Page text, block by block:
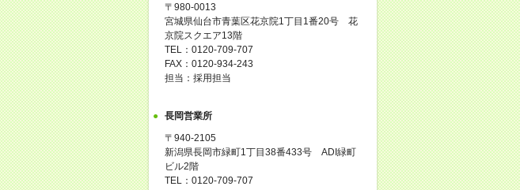
〒980-0013
宮城県仙台市青葉区花京院1丁目1番20号 花
京院スクエア13階
TEL：0120-709-707
FAX：0120-934-243
担当：採用担当
長岡営業所
〒940-2105
新潟県長岡市緑町1丁目38番433号 ADI緑町
ビル2階
TEL：0120-709-707